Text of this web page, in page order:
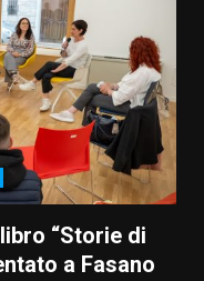
“Storie di
a Fasano